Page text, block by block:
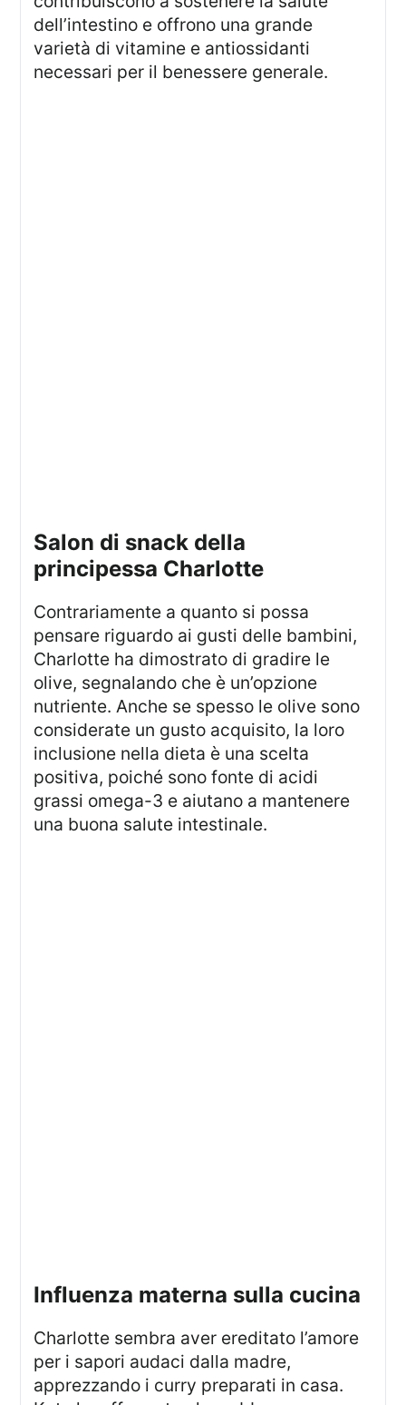
dell’intestino e offrono una grande
varietà di vitamine e antiossidanti
necessari per il benessere generale.
Salon di snack della
principessa Charlotte
Contrariamente a quanto si possa
pensare riguardo ai gusti delle bambini,
Charlotte ha dimostrato di gradire le
olive, segnalando che è un’opzione
nutriente. Anche se spesso le olive sono
considerate un gusto acquisito, la loro
inclusione nella dieta è una scelta
positiva, poiché sono fonte di acidi
grassi omega-3 e aiutano a mantenere
una buona salute intestinale.
Influenza materna sulla cucina
Charlotte sembra aver ereditato l’amore
per i sapori audaci dalla madre,
apprezzando i curry preparati in casa.